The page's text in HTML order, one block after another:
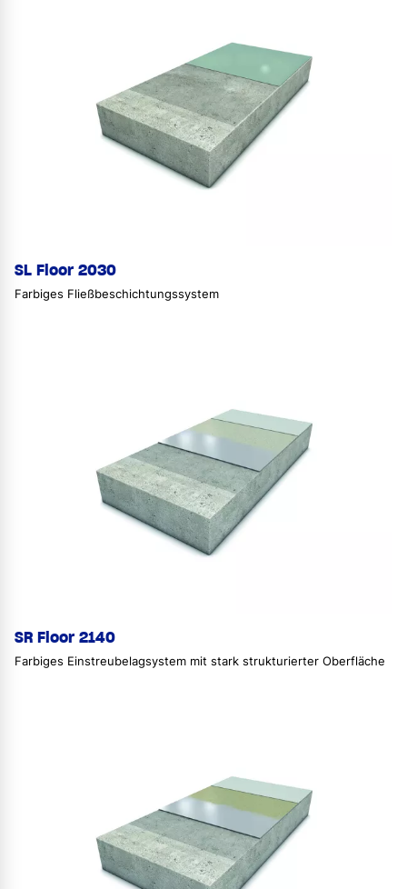
SL Floor 2030
Farbiges Fließbeschichtungssystem
SR Floor 2140
Farbiges Einstreubelagsystem mit stark strukturierter Oberfläche